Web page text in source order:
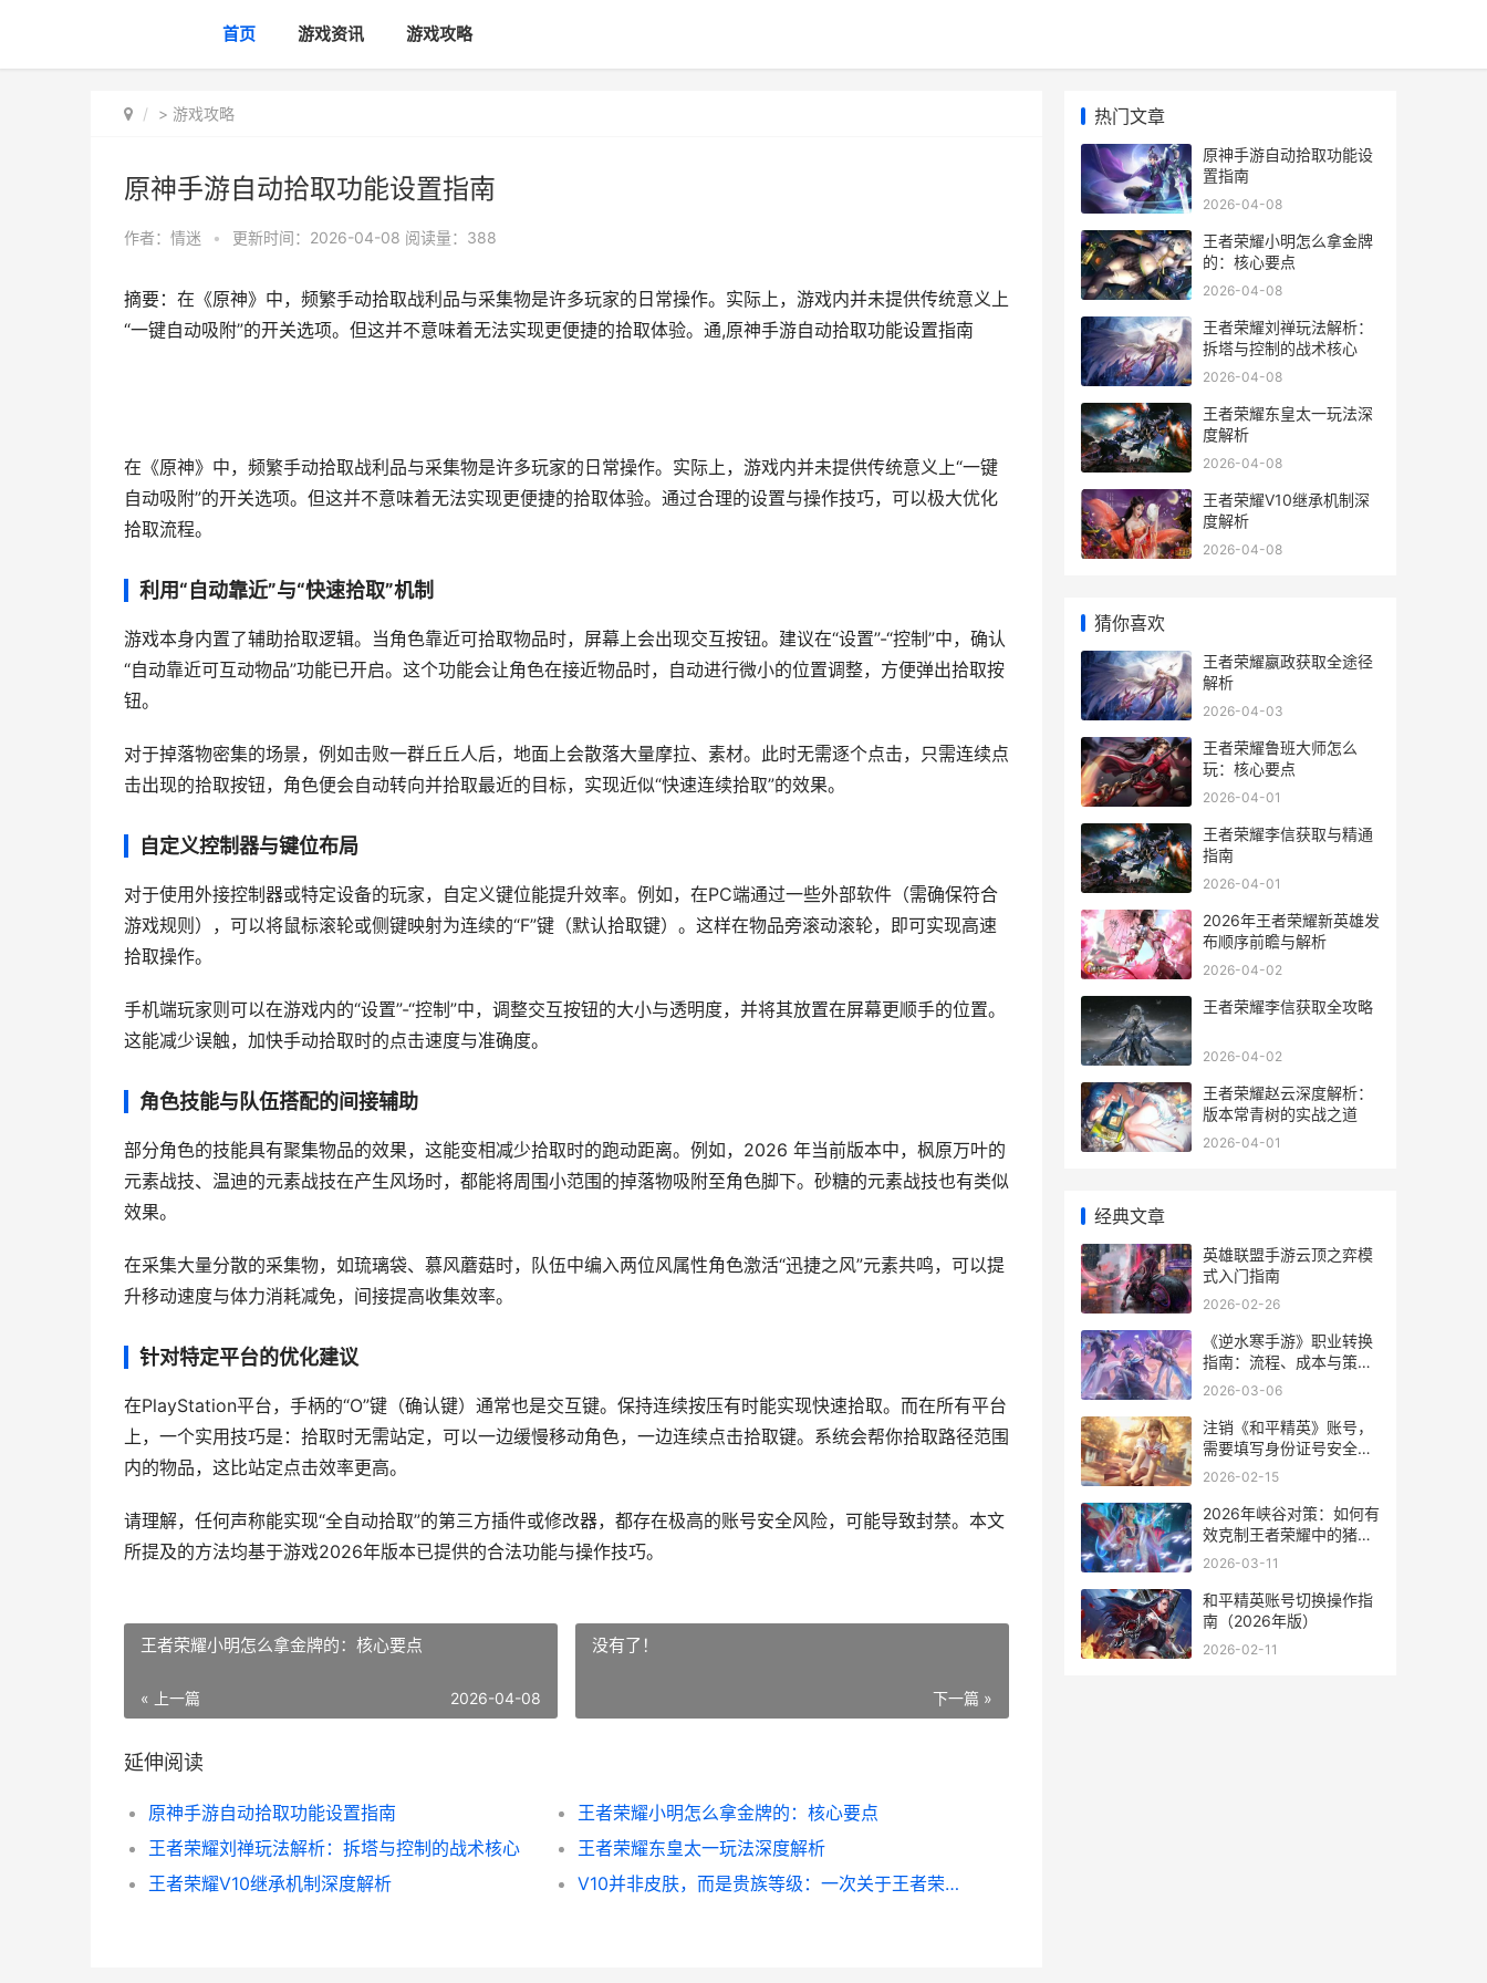
首页 游戏资讯 游戏攻略
> 游戏攻略
原神手游自动拾取功能设置指南
作者： 情迷 • 更新时间：2026-04-08 阅读量：388
摘要：在《原神》中，频繁手动拾取战利品与采集物是许多玩家的日常操作。实际上，游戏内并未提供传统意义上
“一键自动吸附”的开关选项。但这并不意味着无法实现更便捷的拾取体验。通,原神手游自动拾取功能设置指南
在《原神》中，频繁手动拾取战利品与采集物是许多玩家的日常操作。实际上，游戏内并未提供传统意义上“一键
自动吸附”的开关选项。但这并不意味着无法实现更便捷的拾取体验。通过合理的设置与操作技巧，可以极大优化
拾取流程。
利用“自动靠近”与“快速拾取”机制
游戏本身内置了辅助拾取逻辑。当角色靠近可拾取物品时，屏幕上会出现交互按钮。建议在“设置”-“控制”中，确认
“自动靠近可互动物品”功能已开启。这个功能会让角色在接近物品时，自动进行微小的位置调整，方便弹出拾取按
钮。
对于掉落物密集的场景，例如击败一群丘丘人后，地面上会散落大量摩拉、素材。此时无需逐个点击，只需连续点
击出现的拾取按钮，角色便会自动转向并拾取最近的目标，实现近似“快速连续拾取”的效果。
自定义控制器与键位布局
对于使用外接控制器或特定设备的玩家，自定义键位能提升效率。例如，在PC端通过一些外部软件（需确保符合
游戏规则），可以将鼠标滚轮或侧键映射为连续的“F”键（默认拾取键）。这样在物品旁滚动滚轮，即可实现高速
拾取操作。
手机端玩家则可以在游戏内的“设置”-“控制”中，调整交互按钮的大小与透明度，并将其放置在屏幕更顺手的位置。
这能减少误触，加快手动拾取时的点击速度与准确度。
角色技能与队伍搭配的间接辅助
部分角色的技能具有聚集物品的效果，这能变相减少拾取时的跑动距离。例如，2026 年当前版本中，枫原万叶的
元素战技、温迪的元素战技在产生风场时，都能将周围小范围的掉落物吸附至角色脚下。砂糖的元素战技也有类似
效果。
在采集大量分散的采集物，如琉璃袋、慕风蘑菇时，队伍中编入两位风属性角色激活“迅捷之风”元素共鸣，可以提
升移动速度与体力消耗减免，间接提高收集效率。
针对特定平台的优化建议
在PlayStation平台，手柄的“O”键（确认键）通常也是交互键。保持连续按压有时能实现快速拾取。而在所有平台
上，一个实用技巧是：拾取时无需站定，可以一边缓慢移动角色，一边连续点击拾取键。系统会帮你拾取路径范围
内的物品，这比站定点击效率更高。
请理解，任何声称能实现“全自动拾取”的第三方插件或修改器，都存在极高的账号安全风险，可能导致封禁。本文
所提及的方法均基于游戏2026年版本已提供的合法功能与操作技巧。
王者荣耀小明怎么拿金牌的：核心要点
« 上一篇 2026-04-08
没有了！
下一篇 »
延伸阅读
原神手游自动拾取功能设置指南
王者荣耀小明怎么拿金牌的：核心要点
王者荣耀刘禅玩法解析：拆塔与控制的战术核心
王者荣耀东皇太一玩法深度解析
王者荣耀V10继承机制深度解析
V10并非皮肤，而是贵族等级：一次关于王者荣耀核心系统的澄清
热门文章
原神手游自动拾取功能设
置指南
2026-04-08
王者荣耀小明怎么拿金牌
的：核心要点
2026-04-08
王者荣耀刘禅玩法解析：
拆塔与控制的战术核心
2026-04-08
王者荣耀东皇太一玩法深
度解析
2026-04-08
王者荣耀V10继承机制深
度解析
2026-04-08
猜你喜欢
王者荣耀嬴政获取全途径
解析
2026-04-03
王者荣耀鲁班大师怎么
玩：核心要点
2026-04-01
王者荣耀李信获取与精通
指南
2026-04-01
2026年王者荣耀新英雄发
布顺序前瞻与解析
2026-04-02
王者荣耀李信获取全攻略
2026-04-02
王者荣耀赵云深度解析：
版本常青树的实战之道
2026-04-01
经典文章
英雄联盟手游云顶之弈模
式入门指南
2026-02-26
《逆水寒手游》职业转换
指南：流程、成本与策略
解析
2026-03-06
注销《和平精英》账号，
需要填写身份证号安全
吗？
2026-02-15
2026年峡谷对策：如何有
效克制王者荣耀中的猪八
戒
2026-03-11
和平精英账号切换操作指
南（2026年版）
2026-02-11